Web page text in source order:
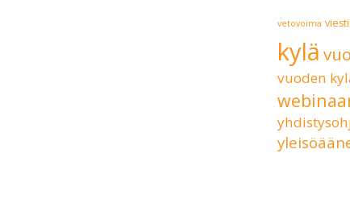
vetovoima
kylä
vuoden